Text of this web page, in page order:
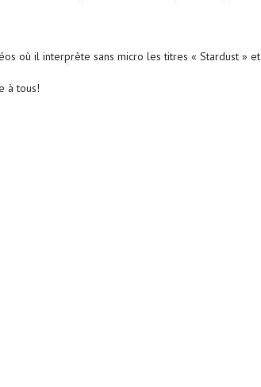
où il interprète sans micro les titres « Stardust »
à tous!